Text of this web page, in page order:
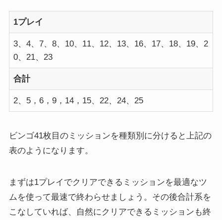
1プレイ
3、4、7、8、10、11、12、13、16、17、18、19、2
0、21、23
合計
2、5，6，9，14，15、22、24、25
ビンゴ41枚目のミッションを種類別に分けると上記の
表のようになります。
まずは1プレイでクリアできるミッションを最適なツ
ムを使って最速で終わらせましょう。その後合計系を
こなしていれば、自然にクリアできるミッションも終